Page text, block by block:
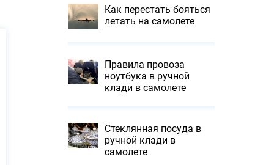
Как перестать бояться
летать на самолете
Правила провоза
ноутбука в ручной
клади в самолете
Стеклянная посуда в
ручной клади в
самолете